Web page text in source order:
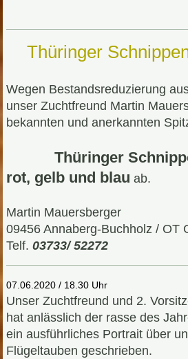
Thüringer
Wegen Bestandsreduzierung
unser Zuchtfreund Martin
bekannten und anerkannten
Thüringer
rot, gelb und blau ab.
Martin Mauersberger
09456 Annaberg-Buchholz / OT
Telf. 03733/ 52272
07.06.2020 / 18.30 Uhr
Unser Zuchtfreund und 2.
hat anlässlich der rasse des
ein ausführliches Portrait über
Flügeltauben geschrieben.